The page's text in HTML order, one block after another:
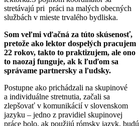
stretávajú pri práci na malých obecných
službách v mieste trvalého bydliska.
Som veľmi vďačná za túto skúsenosť,
pretože ako lektor dospelých pracujem
22 rokov, takto to praktizujem, ale ono
to naozaj funguje, ak k ľuďom sa
správame partnersky a ľudsky.
Postupne ako prichádzali na skupinové
a individuálne stretnutia, začali sa
zlepšovať v komunikácií v slovenskom
jazyku – jedno z pravidiel skupinovej
práce bolo, ak použijú rómsky jazyk, budú